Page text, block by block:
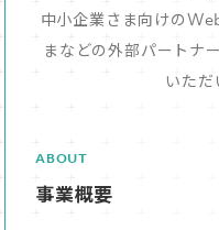
中小企業さま向けの
まなどの外部パートナ
いただ
ABOUT
事業概要